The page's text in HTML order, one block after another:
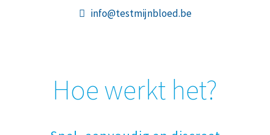
info@testmijnbloed.be
Hoe werkt het?